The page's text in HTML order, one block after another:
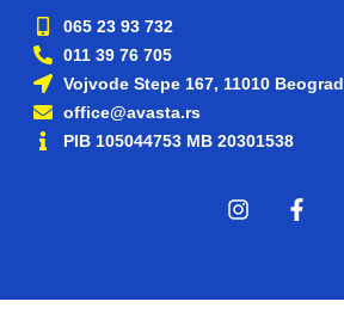
065 23 93 732
011 39 76 705
Vojvode Stepe 167, 11010 Beograd
office@avasta.rs
PIB 105044753 MB 20301538